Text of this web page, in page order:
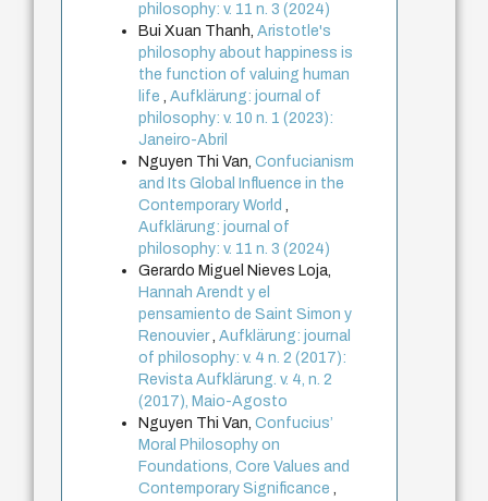
philosophy: v. 11 n. 3 (2024)
Bui Xuan Thanh,Aristotle's
philosophy about happiness is
the function of valuing human
life,Aufklärung: journal of
philosophy: v. 10 n. 1 (2023):
Janeiro-Abril
Nguyen Thi Van,Confucianism
and Its Global Influence in the
Contemporary World,
Aufklärung: journal of
philosophy: v. 11 n. 3 (2024)
Gerardo Miguel Nieves Loja,
Hannah Arendt y el
pensamiento de Saint Simon y
Renouvier,Aufklärung: journal
of philosophy: v. 4 n. 2 (2017):
Revista Aufklärung. v. 4, n. 2
(2017), Maio-Agosto
Nguyen Thi Van,Confucius’
Moral Philosophy on
Foundations, Core Values and
Contemporary Significance,